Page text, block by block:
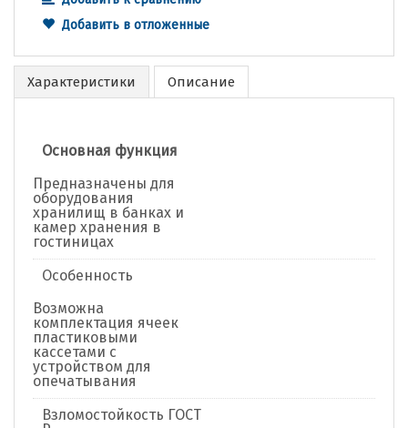
Добавить в отложенные
Характеристики Описание
Основная функция
Предназначены для
оборудования
хранилищ в банках и
камер хранения в
гостиницах
Особенность
Возможна
комплектация ячеек
пластиковыми
кассетами с
устройством для
опечатывания
Взломостойкость ГОСТ